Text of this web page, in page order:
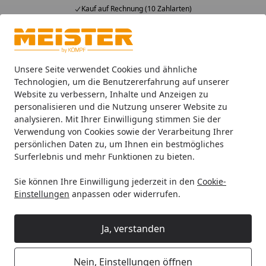
Unsere Seite verwendet Cookies und ähnliche
Technologien, um die Benutzererfahrung auf unserer
Website zu verbessern, Inhalte und Anzeigen zu
personalisieren und die Nutzung unserer Website zu
analysieren. Mit Ihrer Einwilligung stimmen Sie der
Verwendung von Cookies sowie der Verarbeitung Ihrer
persönlichen Daten zu, um Ihnen ein bestmögliches
Surferlebnis und mehr Funktionen zu bieten.
Sie können Ihre Einwilligung jederzeit in den Cookie-
Einstellungen anpassen oder widerrufen.
Ja, verstanden
Nein, Einstellungen öffnen
Kauf auf Rechnung (10 Zahlarten)
Alle Produkte
Mein Konto
Suchen
Startseite
Handmuster Meister Laminatboden MeisterDesign.
Handmuster Meister Laminatboden
MeisterDesign. laminate LL 150 S
2052 x 220 x 10 mm 06413 Eiche
Nova Porensynchron-Struktur